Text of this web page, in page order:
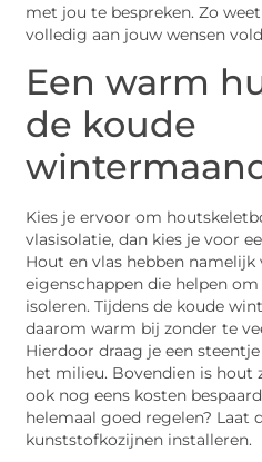
met jou te bespreken. Zo
volledig aan jouw wensen
Een warm
de koude
Kies je ervoor om
vlasisolatie, dan kies je voor
Hout en vlas hebben namelijk
eigenschappen die helpen
isoleren. Tijdens de koude
daarom warm bij zonder te
Hierdoor draag je een
het milieu. Bovendien is hout
ook nog eens kosten
helemaal goed regelen? Laat
kunststofkozijnen installeren.